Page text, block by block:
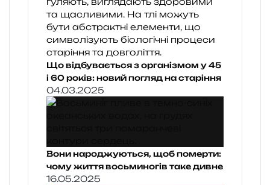
Що відбувається з організмом у 45
і 60 років: новий погляд на старіння
04.03.2025
Вони народжуються, щоб померти:
чому життя восьминогів таке дивне
16.05.2025